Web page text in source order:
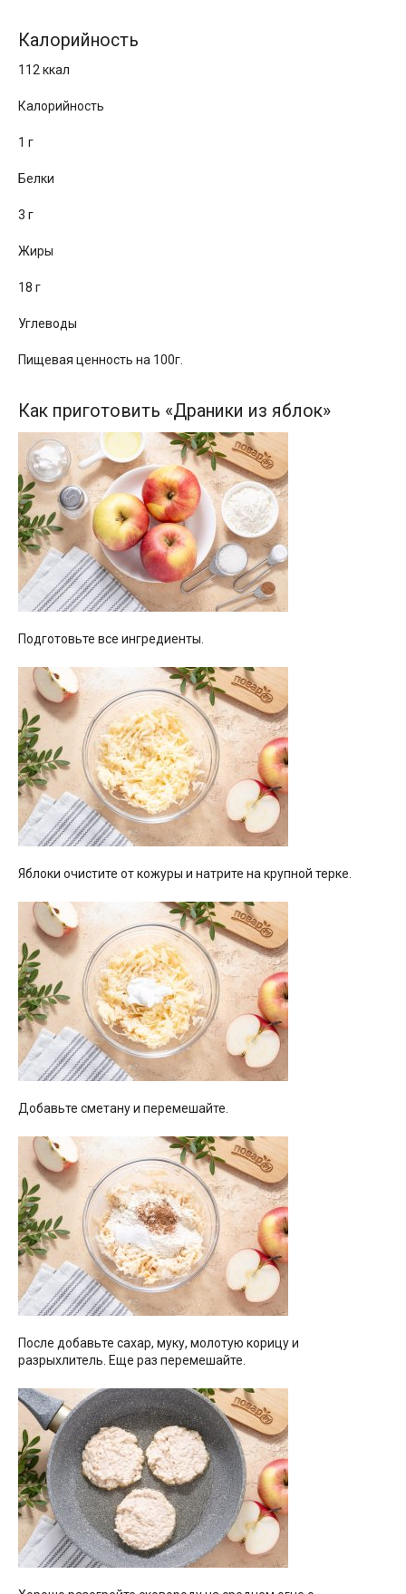
Калорийность
112 ккал
Калорийность
1 г
Белки
3 г
Жиры
18 г
Углеводы
Пищевая ценность на 100г.
Как приготовить «Драники из яблок»
Подготовьте все ингредиенты.
Яблоки очистите от кожуры и натрите на крупной терке.
Добавьте сметану и перемешайте.
После добавьте сахар, муку, молотую корицу и
разрыхлитель. Еще раз перемешайте.